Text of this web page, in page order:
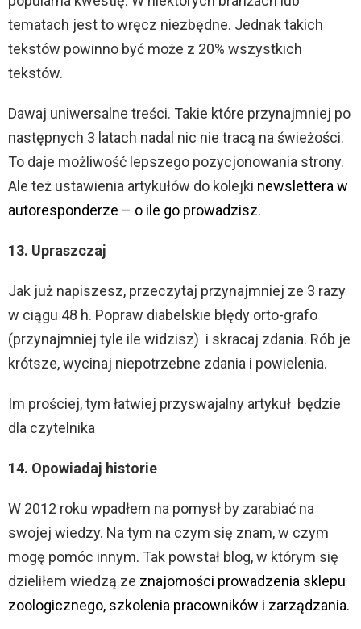
tematach jest to wręcz niezbędne. Jednak takich
tekstów powinno być może z 20% wszystkich
tekstów.
Dawaj uniwersalne treści. Takie które przynajmniej po
następnych 3 latach nadal nic nie tracą na świeżości.
To daje możliwość lepszego pozycjonowania strony.
Ale też ustawienia artykułów do kolejki newslettera w
autoresponderze – o ile go prowadzisz.
13. Upraszczaj
Jak już napiszesz, przeczytaj przynajmniej ze 3 razy
w ciągu 48 h. Popraw diabelskie błędy orto-grafo
(przynajmniej tyle ile widzisz) i skracaj zdania. Rób je
krótsze, wycinaj niepotrzebne zdania i powielenia.
Im prościej, tym łatwiej przyswajalny artykuł będzie
dla czytelnika
14. Opowiadaj historie
W 2012 roku wpadłem na pomysł by zarabiać na
swojej wiedzy. Na tym na czym się znam, w czym
mogę pomóc innym. Tak powstał blog, w którym się
dzieliłem wiedzą ze znajomości prowadzenia sklepu
zoologicznego, szkolenia pracowników i zarządzania.